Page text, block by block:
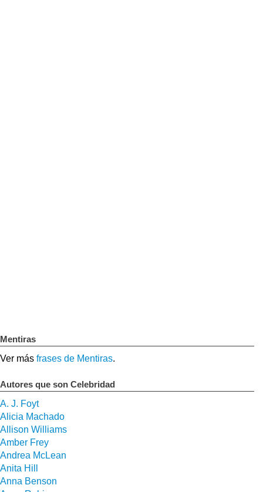
Mentiras
Ver más frases de Mentiras.
Autores que son Celebridad
A. J. Foyt
Alicia Machado
Allison Williams
Amber Frey
Andrea McLean
Anita Hill
Anna Benson